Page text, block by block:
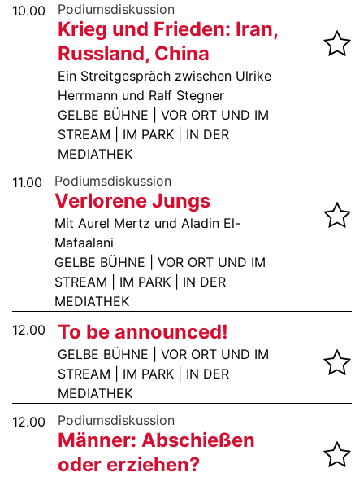
10.00
Podiumsdiskussion
Krieg und Frieden: Iran,
Russland, China
Ein Streitgespräch zwischen Ulrike
Herrmann und Ralf Stegner
GELBE BÜHNE | VOR ORT UND IM
STREAM | IM PARK | IN DER
MEDIATHEK
11.00
Podiumsdiskussion
Verlorene Jungs
Mit Aurel Mertz und Aladin El-
Mafaalani
GELBE BÜHNE | VOR ORT UND IM
STREAM | IM PARK | IN DER
MEDIATHEK
12.00
To be announced!
GELBE BÜHNE | VOR ORT UND IM
STREAM | IM PARK | IN DER
MEDIATHEK
12.00
Podiumsdiskussion
Männer: Abschießen
oder erziehen?